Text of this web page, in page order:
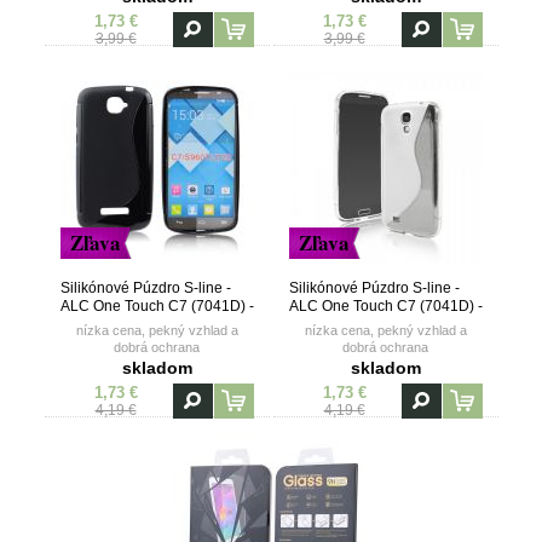
1,73 €
3,99 €
1,73 €
3,99 €
Zľava
Silikónové Púzdro S-line -
ALC One Touch C7 (7041D) -
čierne
nízka cena, pekný vzhlad a
dobrá ochrana
skladom
1,73 €
4,19 €
Zľava
Silikónové Púzdro S-line -
ALC One Touch C7 (7041D) -
transparentné
nízka cena, pekný vzhlad a
dobrá ochrana
skladom
1,73 €
4,19 €